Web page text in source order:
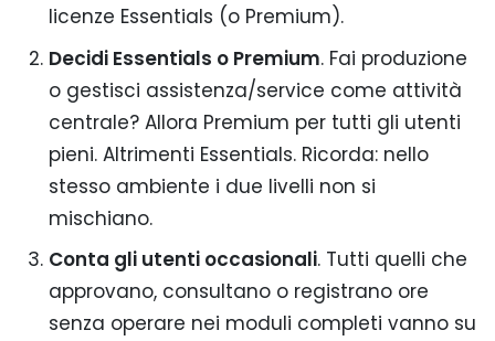
licenze Essentials (o Premium).
Decidi Essentials o Premium. Fai produzione
o gestisci assistenza/service come attività
centrale? Allora Premium per tutti gli utenti
pieni. Altrimenti Essentials. Ricorda: nello
stesso ambiente i due livelli non si
mischiano.
Conta gli utenti occasionali. Tutti quelli che
approvano, consultano o registrano ore
senza operare nei moduli completi vanno su